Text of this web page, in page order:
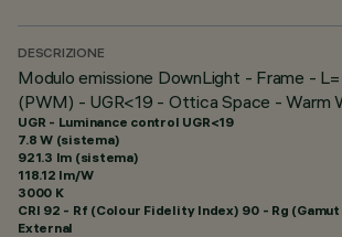
DESCRIZIONE
Modulo emissione DownLight - Frame -
(PWM) - UGR<19 - Ottica Space - Warm
UGR - Luminance control UGR<19
7.8 W (sistema)
921.3 lm (sistema)
118.12 lm/W
3000 K
CRI 92 - Rf (Colour Fidelity Index) 90 - Rg
External